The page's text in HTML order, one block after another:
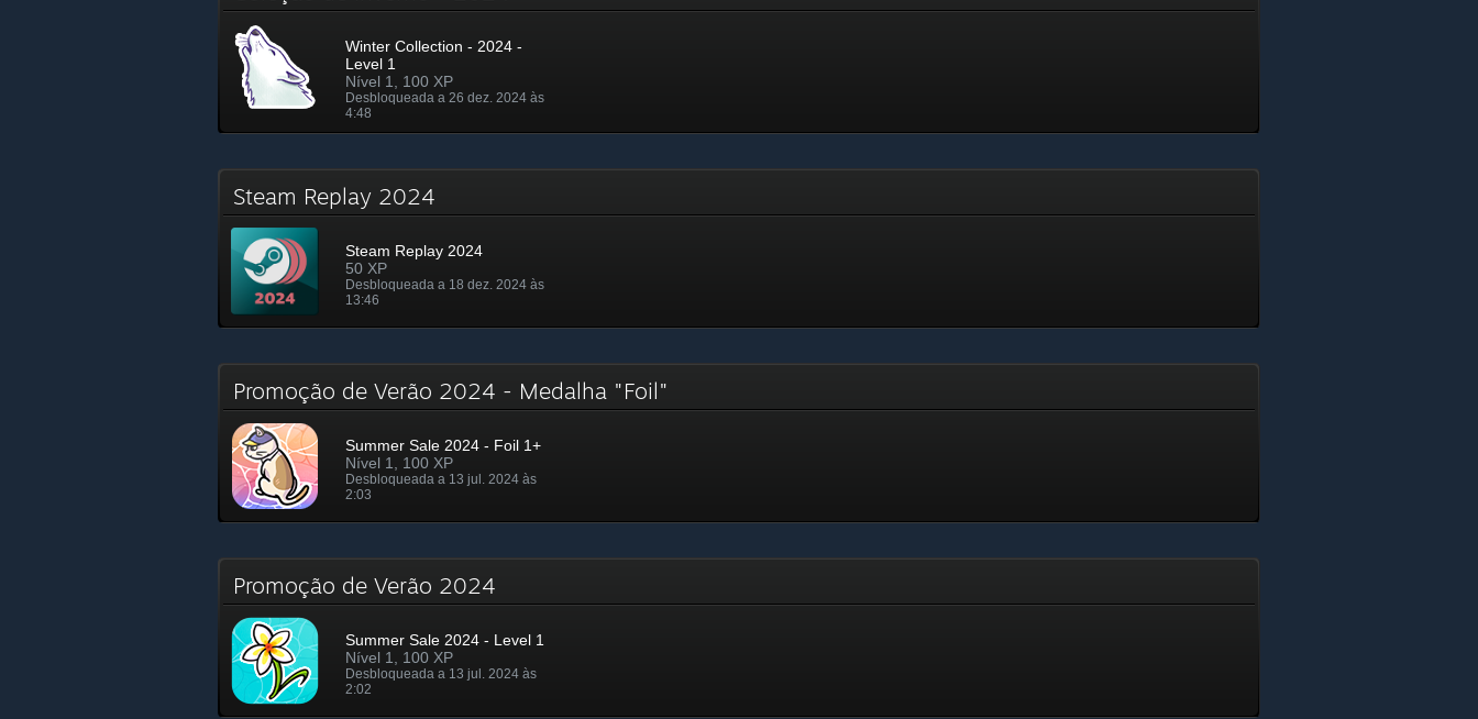
Winter Collection - 2024 -
Level 1
Nível 1, 100 XP
Desbloqueada a 26 dez. 2024 às
4:48
Steam Replay 2024
Steam Replay 2024
50 XP
Desbloqueada a 18 dez. 2024 às
13:46
Promoção de Verão 2024 - Medalha "Foil"
Summer Sale 2024 - Foil 1+
Nível 1, 100 XP
Desbloqueada a 13 jul. 2024 às
2:03
Promoção de Verão 2024
Summer Sale 2024 - Level 1
Nível 1, 100 XP
Desbloqueada a 13 jul. 2024 às
2:02